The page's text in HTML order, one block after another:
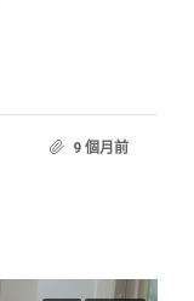
9 個月前